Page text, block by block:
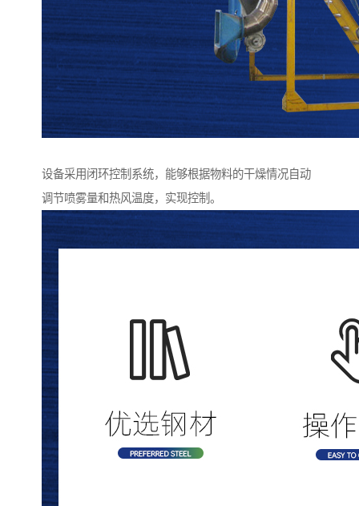
设备采用闭环控制系统，能够根据物料的干燥情况自动
调节喷雾量和热风温度，实现控制。